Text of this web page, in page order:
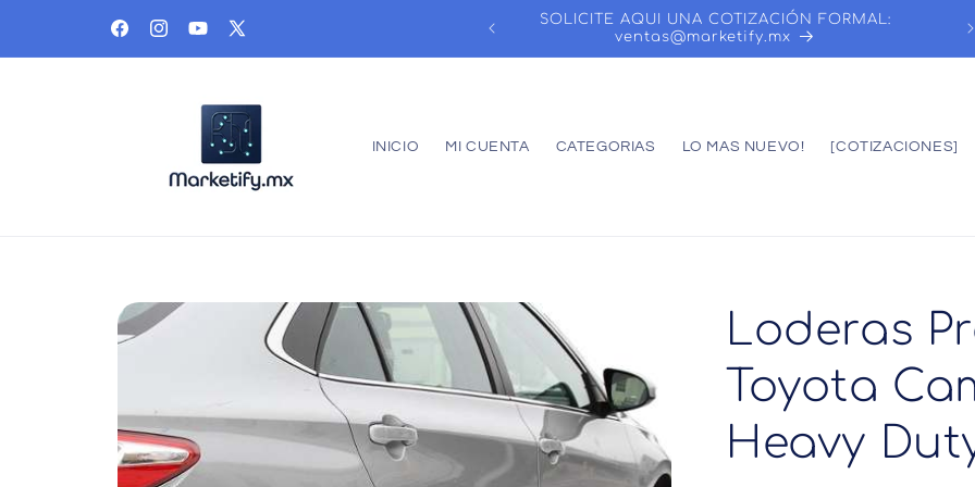
directamente
FacebookInstagramYouTube
X
SOLICITE AQUI UNA COTIZACIÓN FORMAL:
ventas@marketify.mx
INICIO MI CUENTA CATEGORIAS LO MAS NUEVO! [COTIZACIONES]
directamente
a la
Loderas
Toyota
Heavy